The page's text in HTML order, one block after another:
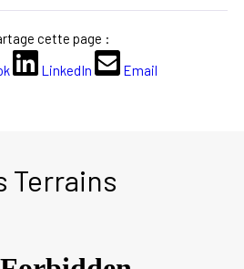
Terrains
cette page :
LinkedIn Email